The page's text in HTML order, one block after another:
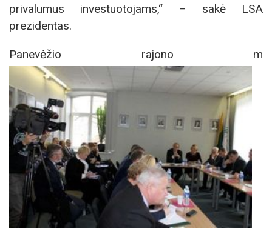
privalumus investuotojams,“ – sakė LSA
prezidentas.
Panevėžio rajono m